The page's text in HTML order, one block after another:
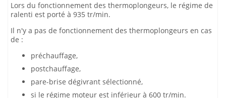
Lors du fonctionnement des thermoplongeurs, le régime de
ralenti est porté à 935 tr/min.
Il n'y a pas de fonctionnement des thermoplongeurs en cas
de :
préchauffage,
postchauffage,
pare-brise dégivrant sélectionné,
si le régime moteur est inférieur à 600 tr/min.